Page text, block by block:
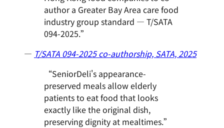
author a Greater Bay Area care food
industry group standard — T/SATA
094-2025.”
— T/SATA 094-2025 co-authorship, SATA, 2025
“SeniorDeli's appearance-
preserved meals allow elderly
patients to eat food that looks
exactly like the original dish,
preserving dignity at mealtimes.”